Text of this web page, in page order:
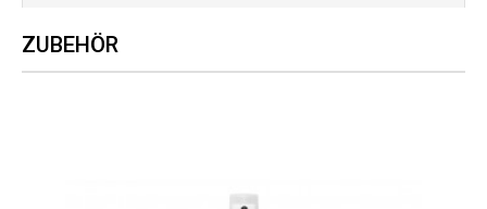
ZUBEHÖR